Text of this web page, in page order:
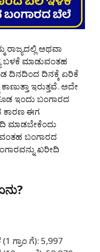
ರಾಜ್ಯದಲ್ಲಿ ಅಥವಾ
ಬಳಕೆ ಮಾಡುವಂತಹ
ದಿನದಿಂದ ದಿನಕ್ಕೆ ಏರಿಕೆ
ಇರುತ್ತವೆ. ಅದೇ
ಇಂದು ಬಂಗಾರದ
ಕಾರಣ ಈಗ
ಮಾಡಬೇಕೆಂದು
ಬಂಗಾರದ
ಖರೀದಿ
ಗ್ರಾಂ ಗೆ): 5,997